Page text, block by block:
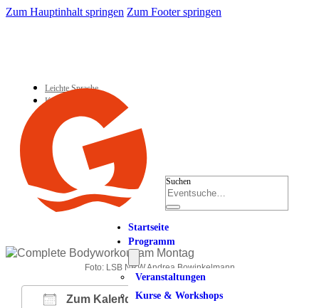
Zum Hauptinhalt springen Zum Footer springen
Leichte Sprache
Kontakt
Suchen
Startseite
Programm
Veranstaltungen
Kurse & Workshops
Foto: LSB NRW Andrea Bowinkelmann
Zum Kalender hinzufügen